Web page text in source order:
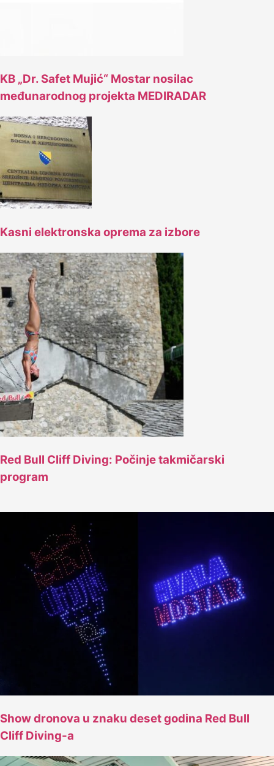
KB „Dr. Safet Mujić“ Mostar nosilac
međunarodnog projekta MEDIRADAR
Kasni elektronska oprema za izbore
Red Bull Cliff Diving: Počinje takmičarski
program
Show dronova u znaku deset godina Red Bull
Cliff Diving-a